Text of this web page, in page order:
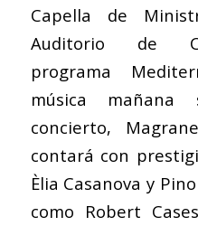
Capella de
Auditorio de
programa
música mañana
concierto,
contará con
Èlia Casanova y
como Robert